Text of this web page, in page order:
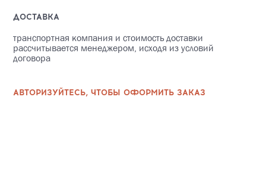
ДОСТАВКА
транспортная компания и стоимость доставки
рассчитывается менеджером, исходя из условий
договора
АВТОРИЗУЙТЕСЬ, ЧТОБЫ ОФОРМИТЬ ЗАКАЗ